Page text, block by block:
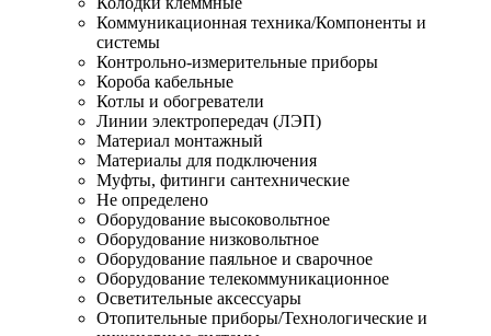
Коммуникационная техника/Компоненты и
системы
Контрольно-измерительные приборы
Короба кабельные
Котлы и обогреватели
Линии электропередач (ЛЭП)
Материал монтажный
Материалы для подключения
Муфты, фитинги сантехнические
Не определено
Оборудование высоковольтное
Оборудование низковольтное
Оборудование паяльное и сварочное
Оборудование телекоммуникационное
Осветительные аксессуары
Отопительные приборы/Технологические и